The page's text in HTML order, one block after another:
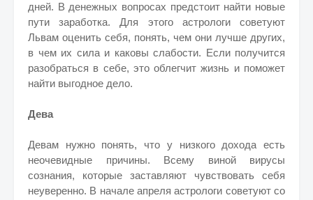
дней. В денежных вопросах предстоит найти новые
пути заработка. Для этого астрологи советуют
Львам оценить себя, понять, чем они лучше других,
в чем их сила и каковы слабости. Если получится
разобраться в себе, это облегчит жизнь и поможет
найти выгодное дело.
Дева
Девам нужно понять, что у низкого дохода есть
неочевидные причины. Всему виной вирусы
сознания, которые заставляют чувствовать себя
неуверенно. В начале апреля астрологи советуют со